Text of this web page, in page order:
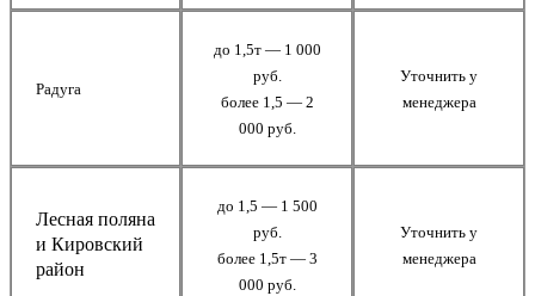
Радуга
до 1,5т — 1 000
руб.
более 1,5 — 2
000 руб.
Уточнить у
менеджера
Лесная поляна
и Кировский
район
до 1,5 — 1 500
руб.
более 1,5т — 3
000 руб.
Уточнить у
менеджера